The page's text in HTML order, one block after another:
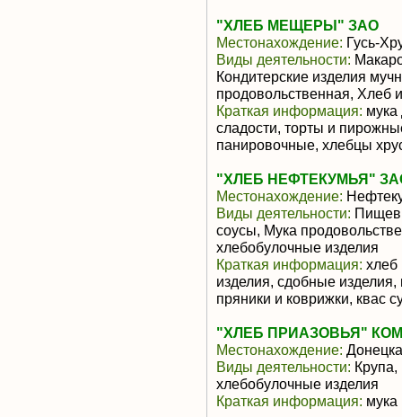
"ХЛЕБ МЕЩЕРЫ" ЗАО
Местонахождение: Гусь-
Виды деятельности:
Кондитерские изделия
продовольственная, Хлеб
Краткая информация: мука
сладости, торты и
панировочные, хлебцы
"ХЛЕБ НЕФТЕКУМЬЯ"
Местонахождение:
Виды деятельности:
соусы, Мука
хлебобулочные изделия
Краткая информация: хлеб
изделия, сдобные
пряники и коврижки, квас
"ХЛЕБ ПРИАЗОВЬЯ"
Местонахождение:
Виды деятельности:
хлебобулочные изделия
Краткая информация: